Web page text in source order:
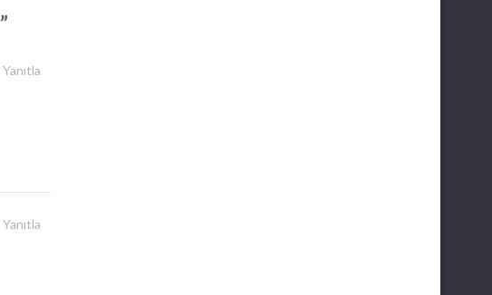
”
Yanıtla
Yanıtla